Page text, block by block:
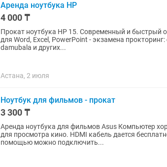
Аренда ноутбука HP
4 000 ₸
Прокат ноутбука HP 15. Современный и быстрый офисный ноутбук.
для Word, Excel, PowerPoint - экзамена
damubala и других...
Астана, 2 июля
Ноутбук для фильмов - прокат
3 300 ₸
Аренда ноутбука для фильмов Asus Компьютер хорошо подойдет как для офисных задач, так и
для просмотра кино. HDMI кабель дается бесплатно на временное пользование. С его
помощью можно подключить...